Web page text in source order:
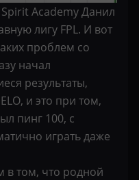
Academy Данил
лигу FPL. И вот
проблем со
начал
результаты,
и это при том,
пинг 100, с
играть даже
в том, что родной